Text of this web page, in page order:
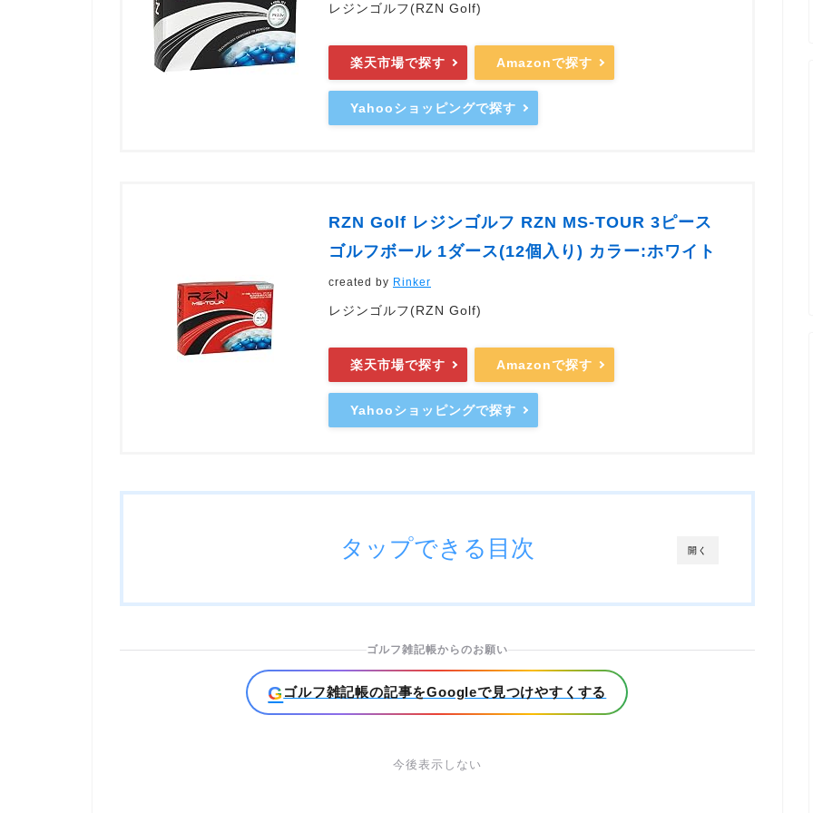
レジンゴルフ(RZN Golf)
Amazonで探す
楽天市場で探す
Yahooショッピングで探す
RZN Golf レジンゴルフ RZN MS-TOUR 3ピース
ゴルフボール 1ダース(12個入り) カラー:ホワイト
created by Rinker
レジンゴルフ(RZN Golf)
Amazonで探す
楽天市場で探す
Yahooショッピングで探す
開く
タップできる目次
ゴルフ雑記帳からのお願い
Gゴルフ雑記帳の記事をGoogleで見つけやすくする
今後表示しない